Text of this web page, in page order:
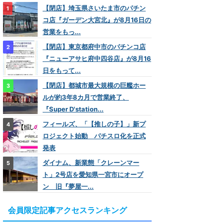
【閉店】埼玉県さいたま市のパチン
コ店『ガーデン大宮北』が8月16日の
営業をもっ...
【閉店】東京都府中市のパチンコ店
『ニューアサヒ府中四谷店』が8月16
日をもって...
【閉店】都城市最大規模の巨艦ホー
ルが約3年8カ月で営業終了、
『Super D'station...
フィールズ、「【推しの子】」新プ
ロジェクト始動 パチスロ化を正式
発表
ダイナム、新業態「クレーンマー
ト」2号店を愛知県一宮市にオープ
ン 旧『夢屋一...
会員限定記事アクセスランキング